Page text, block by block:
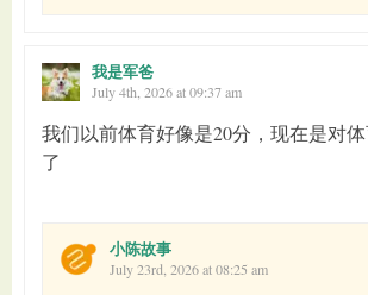
我是军爸
July 4th, 2026 at 09:37 am
我们以前体育好像是20分，现在是对
了
小陈故事
July 23rd, 2026 at 08:25 am